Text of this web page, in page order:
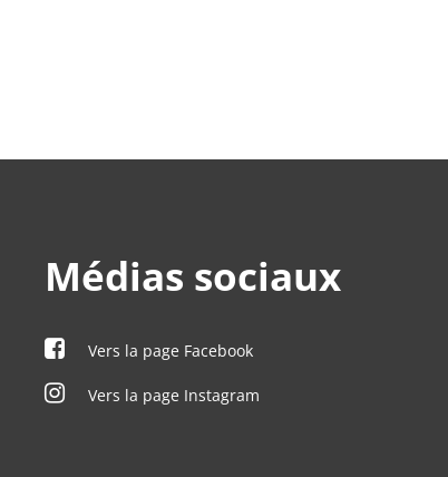
Médias sociaux
Vers la page Facebook
Vers la page Instagram